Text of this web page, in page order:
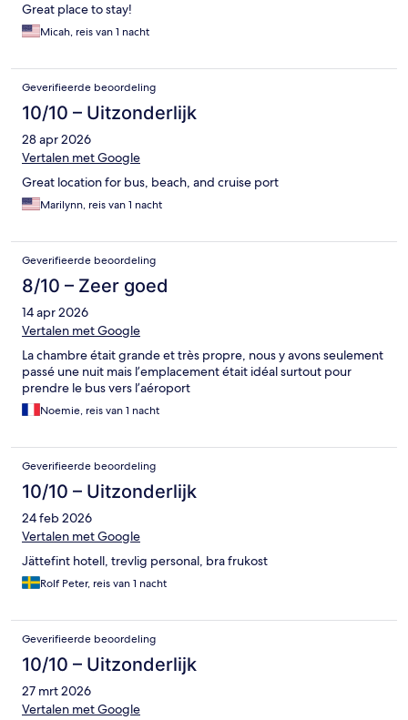
Great place to stay!
Micah, reis van 1 nacht
Geverifieerde beoordeling
10/10 – Uitzonderlijk
28 apr 2026
Vertalen met Google
Great location for bus, beach, and cruise port
Marilynn, reis van 1 nacht
Geverifieerde beoordeling
8/10 – Zeer goed
14 apr 2026
Vertalen met Google
La chambre était grande et très propre, nous y avons seulement
passé une nuit mais l’emplacement était idéal surtout pour
prendre le bus vers l’aéroport
Noemie, reis van 1 nacht
Geverifieerde beoordeling
10/10 – Uitzonderlijk
24 feb 2026
Vertalen met Google
Jättefint hotell, trevlig personal, bra frukost
Rolf Peter, reis van 1 nacht
Geverifieerde beoordeling
10/10 – Uitzonderlijk
27 mrt 2026
Vertalen met Google